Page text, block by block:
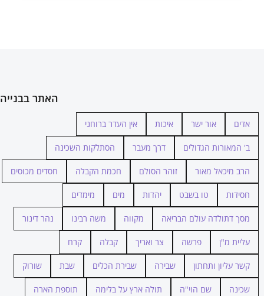
האתר בבנייה
אדים אור ישר איכות אין העדר ברוחני
ב' המאורות הגדולים דרך מעבר הסתלקות השכינה
הרב מיכאל מאור זוהר הסולם חכמת הקבלה חסדים מכוסים
חסידות טו בשבט יהדות מים מימדים
מסך דתולדה עולם הבריאה מקווה משה רבינו נהר דינור
עליית מ"ן פרשה צר ואריך קבלה קרח
קשר עליון ותחתון שבירה שבירת הכלים שבת שורוק
שכינה שם הוי"ה תולה ארץ על בלימה תוספת הארה